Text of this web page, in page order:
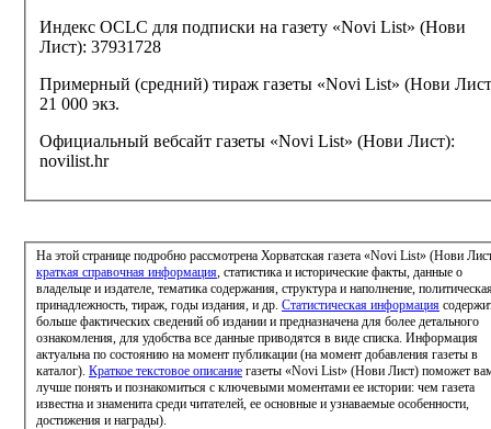
Индекс OCLC для подписки на газету «Novi List» (Нови
Лист): 37931728
Примерный (средний) тираж газеты «Novi List» (Нови
21 000 экз.
Официальный вебсайт газеты «Novi List» (Нови Лист):
novilist.hr
На этой странице подробно рассмотрена Хорватская газета «Novi List» (Нови
краткая справочная информация , статистика и исторические факты, данные о
владельце и издателе, тематика содержания, структура и наполнение,
принадлежность, тираж, годы издания, и др. Статистическая информация
больше фактических сведений об издании и предназначена для более детального
ознакомления, для удобства все данные приводятся в виде списка. Информация
актуальна по состоянию на момент публикации (на момент добавления газеты в
каталог). Краткое текстовое описание газеты «Novi List» (Нови Лист) поможет
лучше понять и познакомиться с ключевыми моментами ее истории: чем газета
известна и знаменита среди читателей, ее основные и узнаваемые особенности,
достижения и награды).